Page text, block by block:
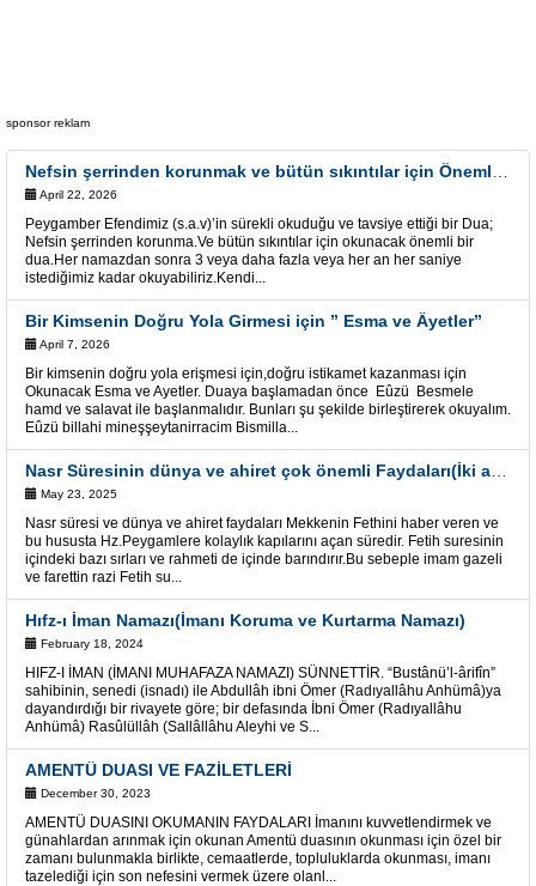
sponsor reklam
April 22, 2026
Peygamber Efendimiz (s.a.v)’in sürekli okuduğu ve tavsiye ettiği bir Dua;
Nefsin şerrinden korunma.Ve bütün sıkıntılar için okunacak önemli bir
dua.Her namazdan sonra 3 veya daha fazla veya her an her saniye
istediğimiz kadar okuyabiliriz.Kendi...
Bir Kimsenin Doğru Yola Girmesi için ” Esma ve Âyetler”
April 7, 2026
Bir kimsenin doğru yola erişmesi için,doğru istikamet kazanması için
Okunacak Esma ve Ayetler. Duaya başlamadan önce Eûzü Besmele
hamd ve salavat ile başlanmalıdır. Bunları şu şekilde birleştirerek okuyalım.
Eûzü billahi mineşşeytanirracim Bismilla...
May 23, 2025
Nasr süresi ve dünya ve ahiret faydaları Mekkenin Fethini haber veren ve
bu hususta Hz.Peygamlere kolaylık kapılarını açan süredir. Fetih suresinin
içindeki bazı sırları ve rahmeti de içinde barındırır.Bu sebeple imam gazeli
ve farettin razi Fetih su...
Hıfz-ı İman Namazı(İmanı Koruma ve Kurtarma Namazı)
February 18, 2024
HIFZ-I İMAN (İMANI MUHAFAZA NAMAZI) SÜNNETTİR. “Bustânü’l-ârifîn”
sahibinin, senedi (isnadı) ile Abdullâh ibni Ömer (Radıyallâhu Anhümâ)ya
dayandırdığı bir rivayete göre; bir defasında İbni Ömer (Radıyallâhu
Anhümâ) Rasûlüllâh (Sallâllâhu Aleyhi ve S...
AMENTÜ DUASI VE FAZİLETLERİ
December 30, 2023
AMENTÜ DUASINI OKUMANIN FAYDALARI İmanını kuvvetlendirmek ve
günahlardan arınmak için okunan Amentü duasının okunması için özel bir
zamanı bulunmakla birlikte, cemaatlerde, topluluklarda okunması, imanı
tazelediği için son nefesini vermek üzere olanl...